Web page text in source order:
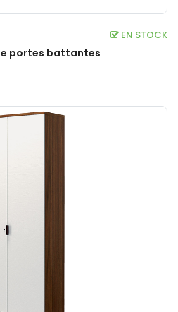
EN STOCK
portes battantes